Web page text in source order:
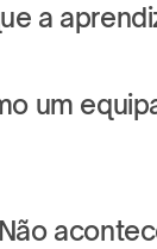
a
um